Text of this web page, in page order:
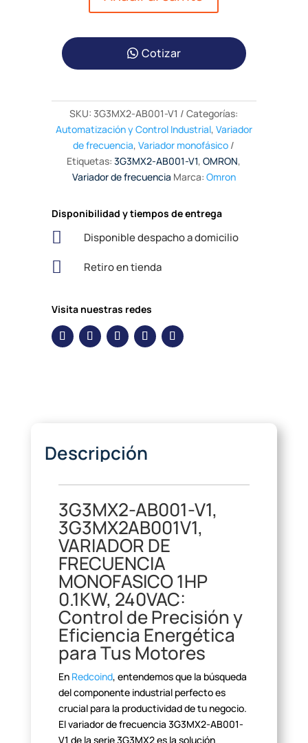
Cotizar
SKU: 3G3MX2-AB001-V1
Categorías:
Automatización y Control Industrial, Variador
de frecuencia,Variador monofásico
Etiquetas:3G3MX2-AB001-V1,OMRON,
Variador de frecuencia Marca: Omron
Disponibilidad y tiempos de entrega
 Disponible despacho a domicilio
 Retiro en tienda
Visita nuestras redes
Descripción
3G3MX2-AB001-V1,
3G3MX2AB001V1,
VARIADOR DE
FRECUENCIA
MONOFASICO 1HP
0.1KW, 240VAC:
Control de Precisión y
Eficiencia Energética
para Tus Motores
En Redcoind, entendemos que la búsqueda
del componente industrial perfecto es
crucial para la productividad de tu negocio.
El variador de frecuencia 3G3MX2-AB001-
V1 dela serie 3G3MX2 es la solución